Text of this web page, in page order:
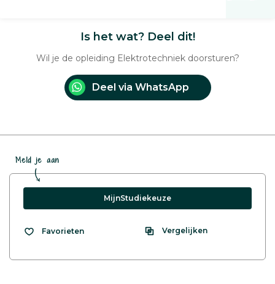
Is het wat? Deel dit!
Wil je de opleiding Elektrotechniek doorsturen?
Deel via WhatsApp
Meld je aan
MijnStudiekeuze
Favorieten Vergelijken